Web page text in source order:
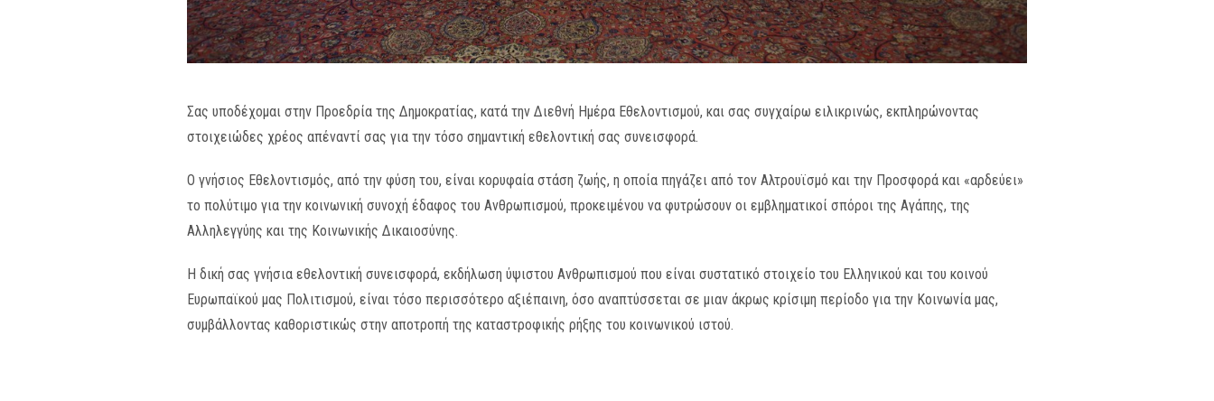
Σας υποδέχομαι στην Προεδρία της Δημοκρατίας, κατά την Διεθνή Ημέρα Εθελοντισμού, και σας συγχαίρω ειλικρινώς, εκπληρώνοντας
στοιχειώδες χρέος απέναντί σας για την τόσο σημαντική εθελοντική σας συνεισφορά.
Ο γνήσιος Εθελοντισμός, από την φύση του, είναι κορυφαία στάση ζωής, η οποία πηγάζει από τον Αλτρουϊσμό και την Προσφορά και «αρδεύει»
το πολύτιμο για την κοινωνική συνοχή έδαφος του Ανθρωπισμού, προκειμένου να φυτρώσουν οι εμβληματικοί σπόροι της Αγάπης, της
Αλληλεγγύης και της Κοινωνικής Δικαιοσύνης.
Η δική σας γνήσια εθελοντική συνεισφορά, εκδήλωση ύψιστου Ανθρωπισμού που είναι συστατικό στοιχείο του Ελληνικού και του κοινού
Ευρωπαϊκού μας Πολιτισμού, είναι τόσο περισσότερο αξιέπαινη, όσο αναπτύσσεται σε μιαν άκρως κρίσιμη περίοδο για την Κοινωνία μας,
συμβάλλοντας καθοριστικώς στην αποτροπή της καταστροφικής ρήξης του κοινωνικού ιστού.